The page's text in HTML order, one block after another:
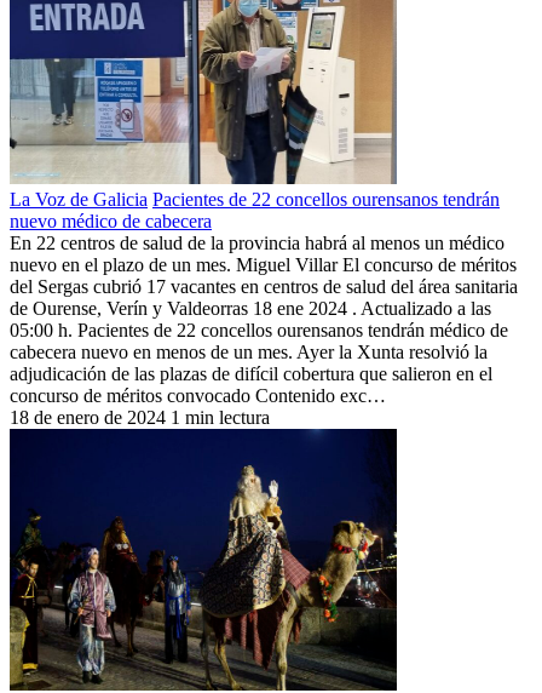
La Voz de Galicia Pacientes de 22 concellos ourensanos tendrán
nuevo médico de cabecera
En 22 centros de salud de la provincia habrá al menos un médico
nuevo en el plazo de un mes. Miguel Villar El concurso de méritos
del Sergas cubrió 17 vacantes en centros de salud del área sanitaria
de Ourense, Verín y Valdeorras 18 ene 2024 . Actualizado a las
05:00 h. Pacientes de 22 concellos ourensanos tendrán médico de
cabecera nuevo en menos de un mes. Ayer la Xunta resolvió la
adjudicación de las plazas de difícil cobertura que salieron en el
concurso de méritos convocado Contenido exc…
18 de enero de 2024 1 min lectura